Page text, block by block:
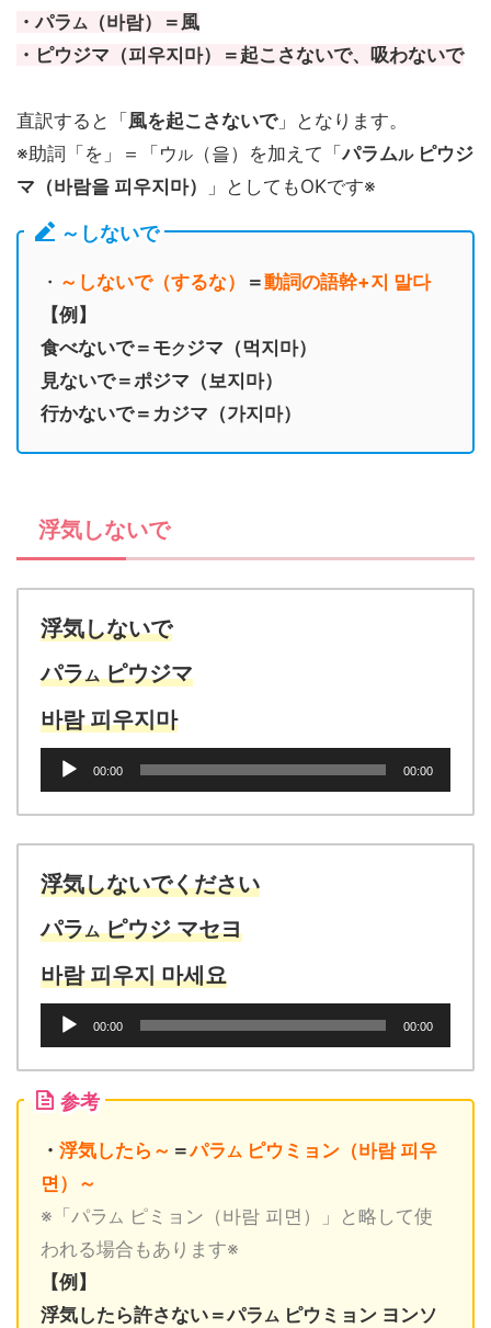
・パラム
（바람）＝風
・ピウジマ（피우지마）＝起こさないで、吸わないで
直訳すると「 風を起こさないで」となります。
※助詞「を」＝「ウ ル （을）を加えて「パラムルピウジ
マ（바람을 피우지마）
」としてもOKです※
～しないで
・ ～しないで（するな） ＝動詞の語幹+지 말다
【例】
食べないで＝モクジマ（먹지마）
見ないで＝ポジマ（보지마）
行かないで＝カジマ（가지마）
浮気しないで
浮気しないで
パラムピウジマ
바람 피우지마
ヤ
ー
00:00 00:00
浮気しないでください
パラムピウジ マセヨ
바람 피우지 마세요
レ
ー
ー
00:00 00:00
参考
・ 浮気したら～ ＝パラム ピウミョン（바람 피우
면）～
※「パラ ム
ピミョン（바람 피면）」と略して使
われる場合もあります※
【例】
浮気したら許さない＝パラム ピウミョン ヨンソ